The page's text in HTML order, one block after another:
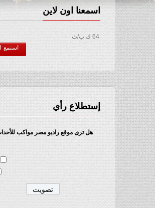
اسمعنا اون لاين
64 ك ب/ث
استمع الآن
إستطلاع رأي
هل ترى موقع راديو مصر مواكب للأحداث؟
نعم